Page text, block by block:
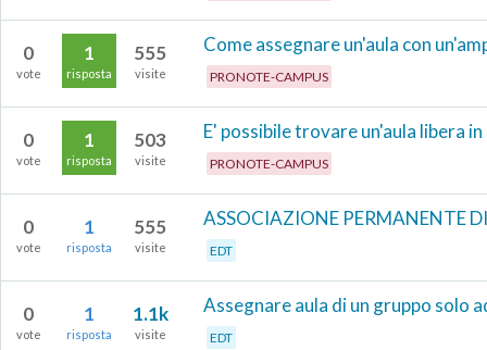
0
vote
1
risposta
555
visite
Come assegnare un'aula con
PRONOTE-CAMPUS
0
vote
1
risposta
503
visite
E' possibile trovare un'aula libera
PRONOTE-CAMPUS
0
vote
1
risposta
555
visite
ASSOCIAZIONE PERMANENTE
EDT
0
vote
1
risposta
1.1k
visite
Assegnare aula di un gruppo solo
EDT